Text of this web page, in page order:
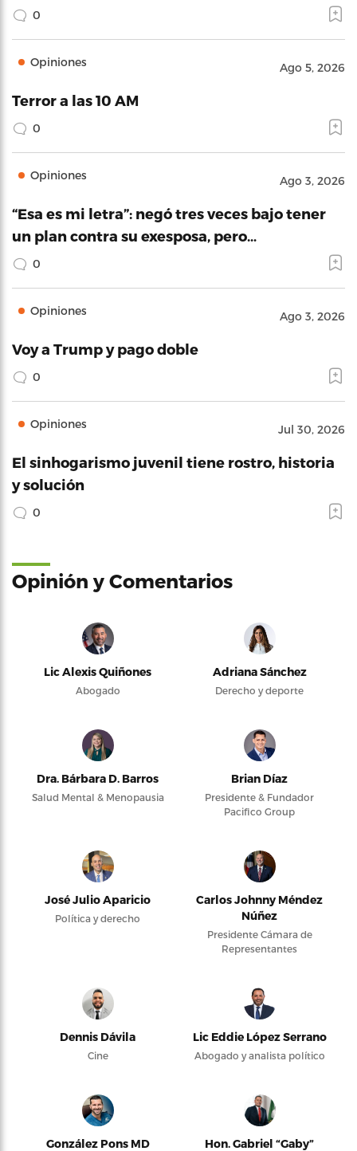
0
Opiniones Ago 5, 2026
Terror a las 10 AM
0
Opiniones Ago 3, 2026
“Esa es mi letra”: negó tres veces bajo tener
un plan contra su exesposa, pero…
0
Opiniones Ago 3, 2026
Voy a Trump y pago doble
0
Opiniones Jul 30, 2026
El sinhogarismo juvenil tiene rostro, historia
y solución
0
Opinión y Comentarios
Lic Alexis Quiñones
Abogado
Adriana Sánchez
Derecho y deporte
Dra. Bárbara D. Barros
Salud Mental & Menopausia
Brian Díaz
Presidente & Fundador
Pacifico Group
José Julio Aparicio
Política y derecho
Carlos Johnny Méndez
Núñez
Presidente Cámara de
Representantes
Dennis Dávila
Cine
Lic Eddie López Serrano
Abogado y analista político
González Pons MD
Hon. Gabriel “Gaby”